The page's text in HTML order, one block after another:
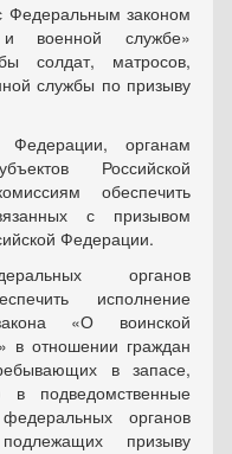
Федеральным законом
военной службе»
солдат, матросов,
службы по призыву
Федерации, органам
Российской
обеспечить
с призывом
Федерации.
органов
исполнение
«О воинской
в отношении граждан
в запасе,
подведомственные
органов
призыву